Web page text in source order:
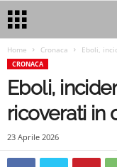
Home Cronaca Eboli,
CRONACA
Eboli,
ricoverati in
23 Aprile 2026